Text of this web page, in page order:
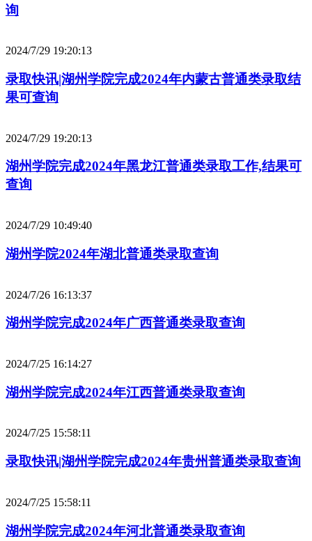
询
2024/7/29 19:20:13
录取快讯|湖州学院完成2024年内蒙古普通类录取结
果可查询
2024/7/29 19:20:13
湖州学院完成2024年黑龙江普通类录取工作,结果可
查询
2024/7/29 10:49:40
湖州学院2024年湖北普通类录取查询
2024/7/26 16:13:37
湖州学院完成2024年广西普通类录取查询
2024/7/25 16:14:27
湖州学院完成2024年江西普通类录取查询
2024/7/25 15:58:11
录取快讯|湖州学院完成2024年贵州普通类录取查询
2024/7/25 15:58:11
湖州学院完成2024年河北普通类录取查询